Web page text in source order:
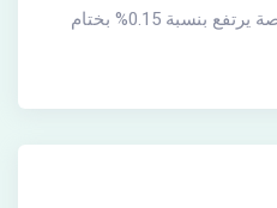
مؤشر قطاع البنوك بالبورصة يرتفع بنسبة 0.15% بختام